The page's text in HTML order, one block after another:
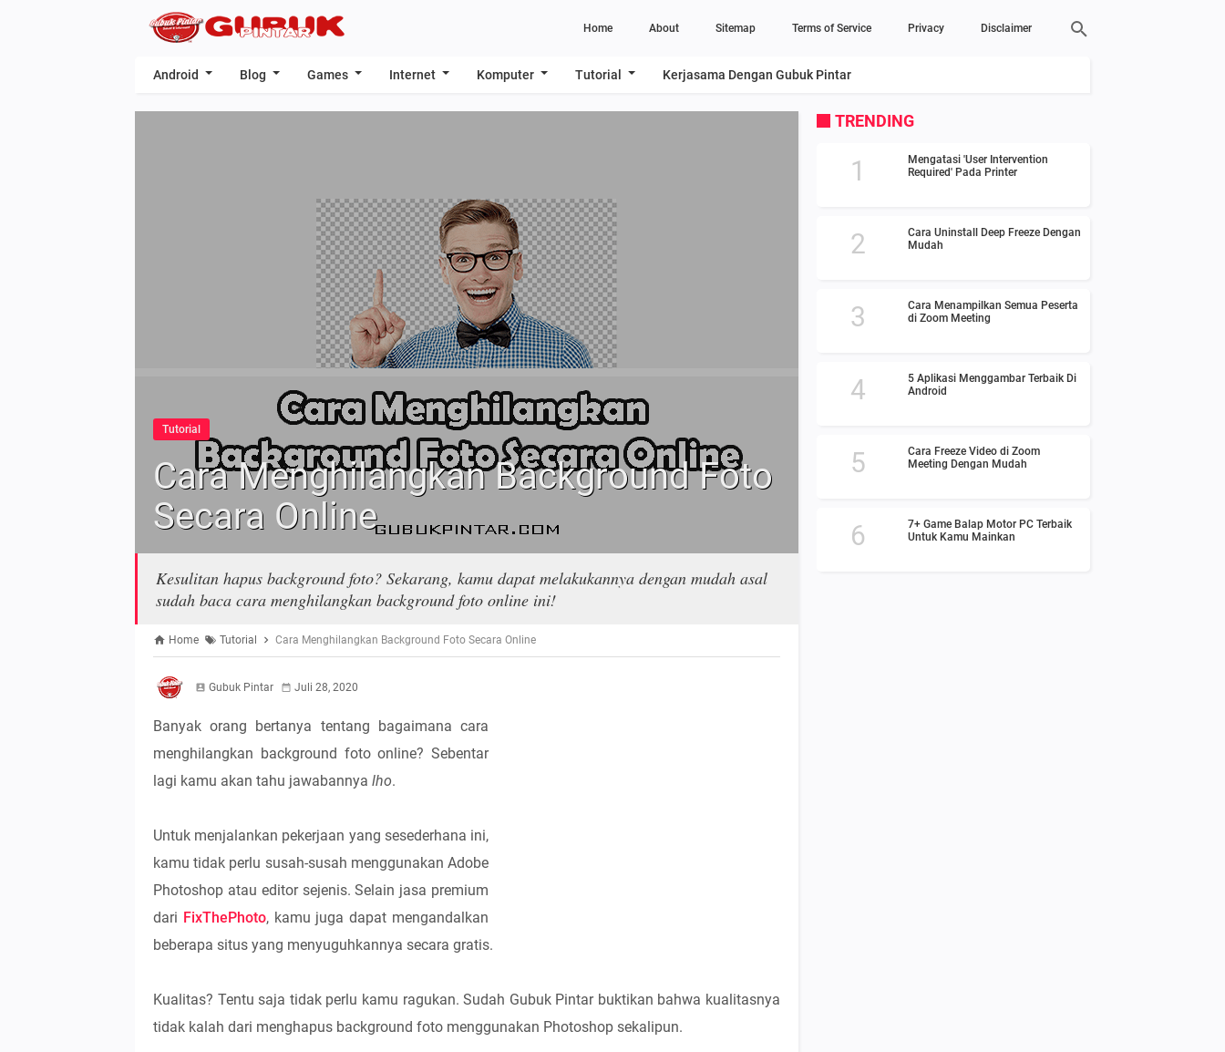
Home About Sitemap Terms of Service Privacy Disclaimer
Android Blog Games Internet Komputer Tutorial Kerjasama Dengan Gubuk Pintar
Tutorial
Cara Menghilangkan Background Foto
Secara Online
Kesulitan hapus background foto? Sekarang, kamu dapat melakukannya dengan mudah asal
sudah baca cara menghilangkan background foto online ini!
Home Tutorial Cara Menghilangkan Background Foto Secara Online
Gubuk Pintar Juli 28, 2020
Banyak orang bertanya tentang bagaimana cara
menghilangkan background foto online? Sebentar
lagi kamu akan tahu jawabannya lho.
Untuk menjalankan pekerjaan yang sesederhana ini,
kamu tidak perlu susah-susah menggunakan Adobe
Photoshop atau editor sejenis. Selain jasa premium
dari FixThePhoto, kamu juga dapat mengandalkan
beberapa situs yang menyuguhkannya secara gratis.
Kualitas? Tentu saja tidak perlu kamu ragukan. Sudah Gubuk Pintar buktikan bahwa kualitasnya
tidak kalah dari menghapus background foto menggunakan Photoshop sekalipun.
TRENDING
Mengatasi 'User Intervention
Required' Pada Printer
Cara Uninstall Deep Freeze Dengan
Mudah
Cara Menampilkan Semua Peserta
di Zoom Meeting
5 Aplikasi Menggambar Terbaik Di
Android
Cara Freeze Video di Zoom
Meeting Dengan Mudah
7+ Game Balap Motor PC Terbaik
Untuk Kamu Mainkan